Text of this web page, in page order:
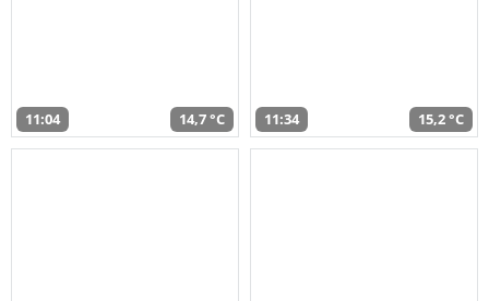
11:04 14,7 °C 11:34 15,2 °C